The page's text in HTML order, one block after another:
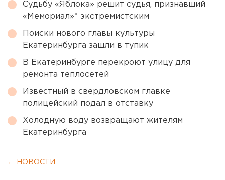
Судьбу «Яблока» решит судья, признавший
«Мемориал»* экстремистским
Поиски нового главы культуры
Екатеринбурга зашли в тупик
В Екатеринбурге перекроют улицу для
ремонта теплосетей
Известный в свердловском главке
полицейский подал в отставку
Холодную воду возвращают жителям
Екатеринбурга
← НОВОСТИ